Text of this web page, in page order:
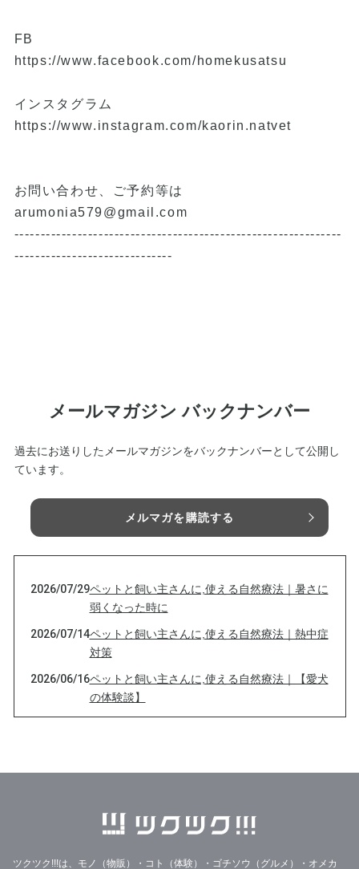
FB
https://www.facebook.com/homekusatsu
インスタグラム
https://www.instagram.com/kaorin.natvet
お問い合わせ、ご予約等は
arumonia579@gmail.com
--------------------------------------------------------------
------------------------------
メールマガジン バックナンバー
過去にお送りしたメールマガジンをバックナンバーとして公開し
ています。
メルマガを購読する
2026/07/29ペットと飼い主さんに,使える自然療法｜暑さに
弱くなった時に
2026/07/14ペットと飼い主さんに,使える自然療法｜熱中症
対策
2026/06/16ペットと飼い主さんに,使える自然療法｜【愛犬
の体験談】
ペットと飼い主さんに,使える自然療法｜動物た
ちにも香害ってあるのかな？
2026/04/10 ペットと飼い主さんに,使える自然療法｜華やか
ツクツク!!!は、モノ（物販）・コト（体験）・ゴチソウ（グルメ）・オメカ